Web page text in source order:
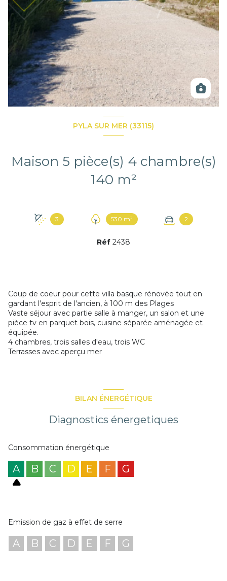
PYLA SUR MER (33115)
Maison 5 pièce(s) 4 chambre(s)
140 m²
3 530 m² 2
Réf 2438
Coup de coeur pour cette villa basque rénovée tout en
gardant l'esprit de l'ancien, à 100 m des Plages
Vaste séjour avec partie salle à manger, un salon et une
pièce tv en parquet bois, cuisine séparée aménagée et
équipée.
4 chambres, trois salles d'eau, trois WC
Terrasses avec aperçu mer
BILAN ÉNERGÉTIQUE
Diagnostics énergetiques
Consommation énergétique
A B C D E F G
Emission de gaz à effet de serre
A B C D E F G